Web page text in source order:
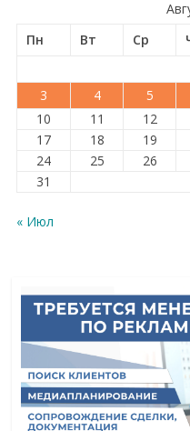
Пн
Вт Ср
3
4 5
10
11 12
17
18 19
24
25 26
31
« Июл